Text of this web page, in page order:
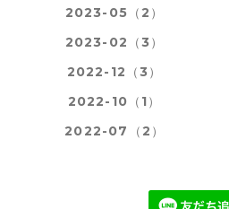
2023-05（2）
2023-02（3）
2022-12（3）
2022-10（1）
2022-07（2）